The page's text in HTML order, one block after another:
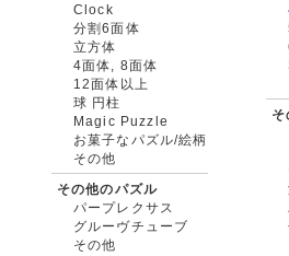
Clock
分割6面体
立方体
4面体, 8面体
12面体以上
球 円柱
Magic Puzzle
お菓子なパズル/絵柄
その他
その他のパズル
パープレクサス
グルーヴチューブ
その他
そ